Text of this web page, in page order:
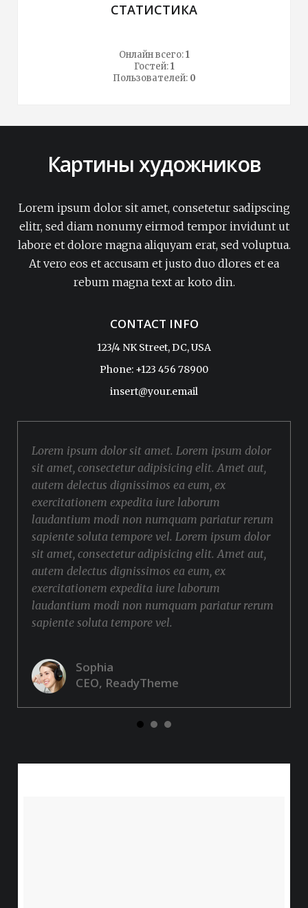
СТАТИСТИКА
Онлайн всего:1
Гостей:1
Пользователей: 0
Картины художников
Lorem ipsum dolor sit amet, consetetur sadipscing
elitr, sed diam nonumy eirmod tempor invidunt ut
labore et dolore magna aliquyam erat, sed voluptua.
At vero eos et accusam et justo duo dlores et ea
rebum magna text ar koto din.
CONTACT INFO
123/4 NK Street, DC, USA
Phone: +123 456 78900
insert@your.email
Lorem ipsum dolor sit amet. Lorem ipsum dolor
sit amet, consectetur adipisicing elit. Amet aut,
autem delectus dignissimos ea eum, ex
exercitationem expedita iure laborum
laudantium modi non numquam pariatur rerum
sapiente soluta tempore vel. Lorem ipsum dolor
sit amet, consectetur adipisicing elit. Amet aut,
autem delectus dignissimos ea eum, ex
exercitationem expedita iure laborum
laudantium modi non numquam pariatur rerum
sapiente soluta tempore vel.
Sophia
CEO, ReadyTheme